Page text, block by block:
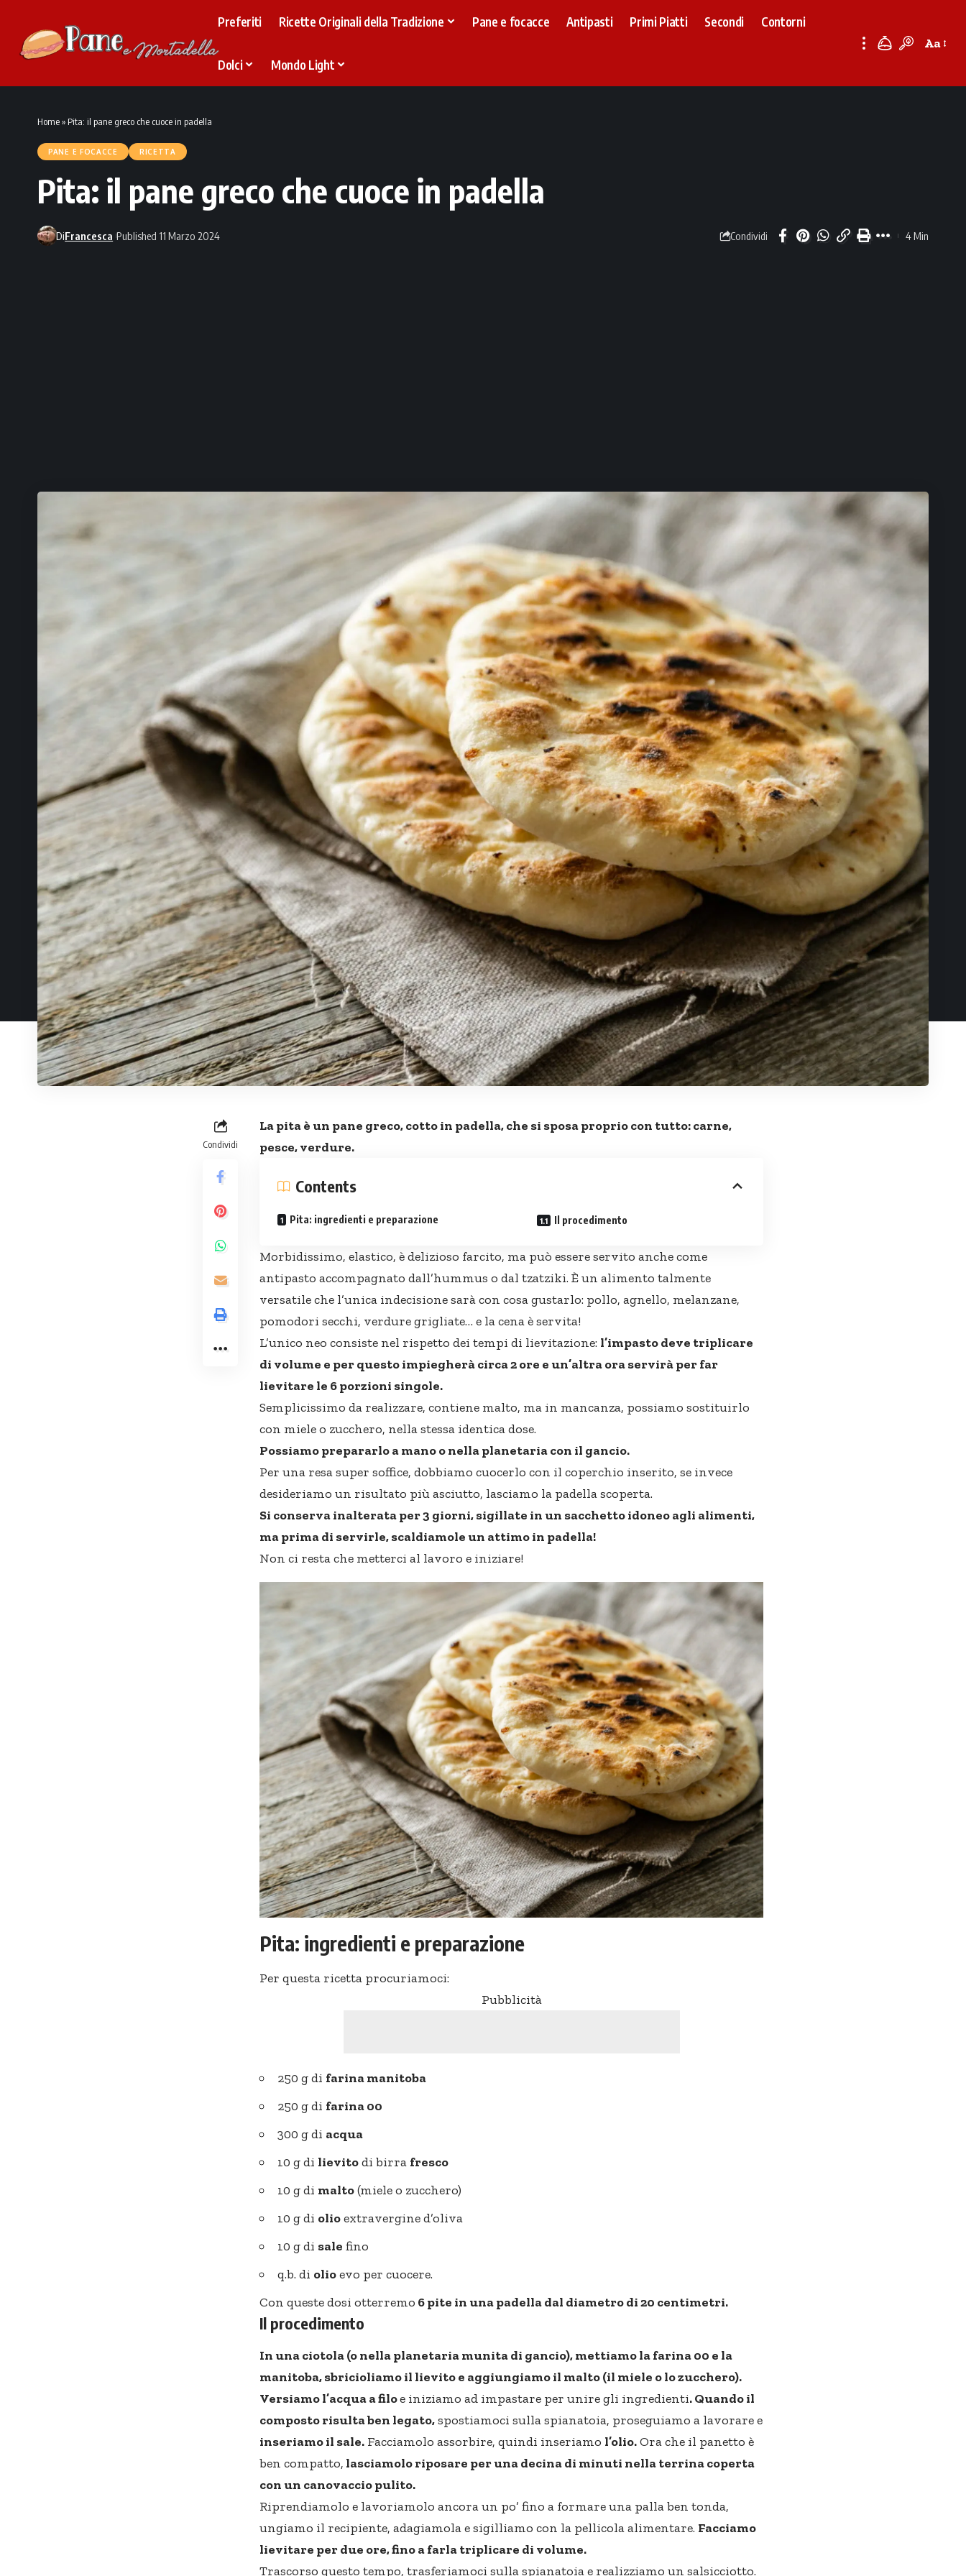
Preferiti Ricette Originali della Tradizione Pane e focacce Antipasti Primi Piatti Secondi Contorni
Dolci Mondo Light
Font
Aa
Home» Pita: il pane greco che cuoce in padella
PANE E FOCACCE RICETTA
Pita: il pane greco che cuoce in padella
DiFrancesca Published 11 Marzo 2024 Condividi 4 Min
Condividi
La pita è un pane greco, cotto in padella, che si sposa proprio con tutto: carne,
pesce, verdure.
Contents
Pita: ingredienti e preparazione Il procedimento
Morbidissimo, elastico, è delizioso farcito, ma può essere servito anche come
antipasto accompagnato dall’hummus o dal tzatziki. È un alimento talmente
versatile che l’unica indecisione sarà con cosa gustarlo: pollo, agnello, melanzane,
pomodori secchi, verdure grigliate… e la cena è servita!
L’unico neo consiste nel rispetto dei tempi di lievitazione: l’impasto deve triplicare
di volume e per questo impiegherà circa 2 ore e un’altra ora servirà per far
lievitare le 6 porzioni singole.
Semplicissimo da realizzare, contiene malto, ma in mancanza, possiamo sostituirlo
con miele o zucchero, nella stessa identica dose.
Possiamo prepararlo a mano o nella planetaria con il gancio.
Per una resa super soffice, dobbiamo cuocerlo con il coperchio inserito, se invece
desideriamo un risultato più asciutto, lasciamo la padella scoperta.
Si conserva inalterata per 3 giorni, sigillate in un sacchetto idoneo agli alimenti,
ma prima di servirle, scaldiamole un attimo in padella!
Non ci resta che metterci al lavoro e iniziare!
Pita: ingredienti e preparazione
Per questa ricetta procuriamoci:
Pubblicità
250 g di farina manitoba
250 g di farina 00
300 g di acqua
10 g di lievitodi birra fresco
10 g di malto(miele o zucchero)
10 g di olioextravergine d’oliva
10 g di sale fino
q.b. di olioevo per cuocere.
Con queste dosi otterremo 6 pite in una padella dal diametro di 20 centimetri.
Il procedimento
In una ciotola (o nella planetaria munita di gancio), mettiamo la farina 00 e la
manitoba, sbricioliamo il lievito e aggiungiamo il malto (il miele o lo zucchero).
Versiamo l’acqua a filoe iniziamo ad impastare per unire gli ingredienti. Quando il
composto risulta ben legato,spostiamoci sulla spianatoia, proseguiamo a lavorare e
inseriamo il sale. Facciamolo assorbire, quindi inseriamo l’olio.Ora che il panetto è
ben compatto, lasciamolo riposare per una decina di minuti nella terrina coperta
con un canovaccio pulito.
Riprendiamolo e lavoriamolo ancora un po’ fino a formare una palla ben tonda,
ungiamo il recipiente, adagiamola e sigilliamo con la pellicola alimentare. Facciamo
lievitare per due ore, fino a farla triplicare di volume.
Trascorso questo tempo, trasferiamoci sulla spianatoia e realizziamo un salsicciotto.